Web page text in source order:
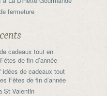
fermeture
cadeaux tout en
de fin d’année
idées de cadeaux tout
Fêtes de fin d’année
St Valentin